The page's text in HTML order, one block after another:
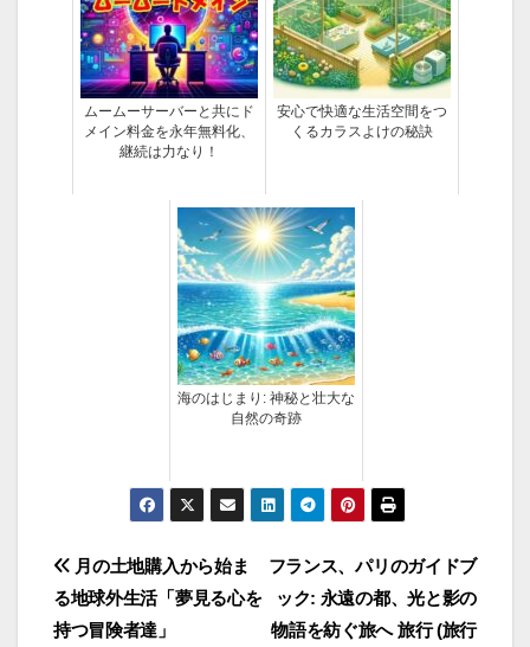
ムームーサーバーと共にド
メイン料金を永年無料化、
継続は力なり！
安心で快適な生活空間をつ
くるカラスよけの秘訣
海のはじまり: 神秘と壮大な
自然の奇跡
投
稿
フランス、パリのガイドブ
ック: 永遠の都、光と影の
物語を紡ぐ旅へ 旅行 (旅行
月の土地購入から始ま
る地球外生活「夢見る心を
持つ冒険者達」